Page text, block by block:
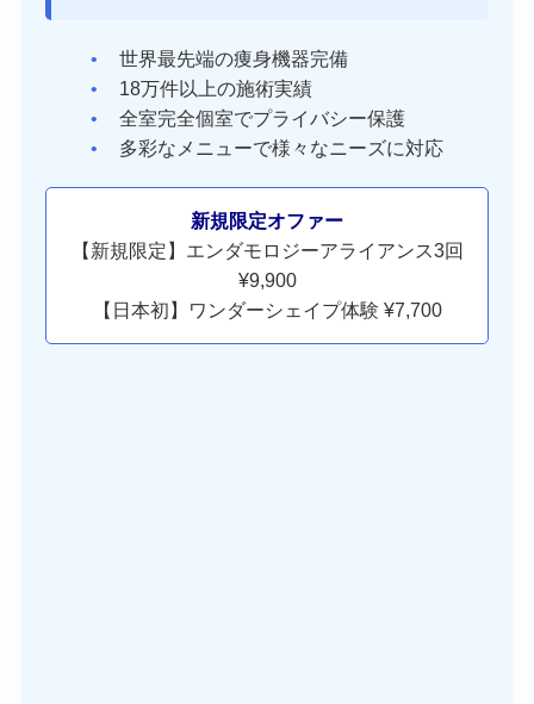
世界最先端の痩身機器完備
18万件以上の施術実績
全室完全個室でプライバシー保護
多彩なメニューで様々なニーズに対応
新規限定オファー
【新規限定】エンダモロジーアライアンス3回
¥9,900
【日本初】ワンダーシェイプ体験 ¥7,700